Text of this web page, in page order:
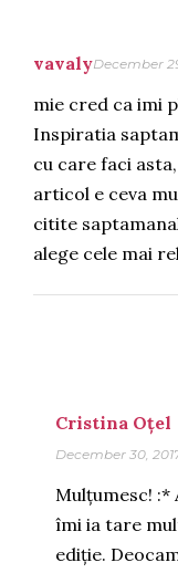
vavalyDecember
mie cred ca imi
Inspiratia
cu care faci
articol e ceva
citite
alege cele mai
Cristina Oțel
December 30,
Mulțumesc! :*
îmi ia tare
ediție.